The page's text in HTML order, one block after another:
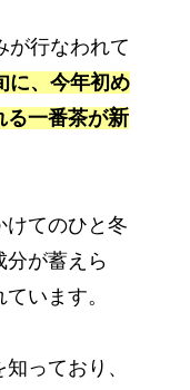
が行なわれて
に、今年初め
る一番茶が新
けてのひと冬
分が蓄えら
います。
っており、